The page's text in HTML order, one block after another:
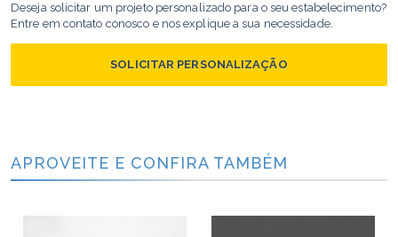
Deseja solicitar um projeto personalizado para o seu estabelecimento?
Entre em contato conosco e nos explique a sua necessidade.
SOLICITAR PERSONALIZAÇÃO
APROVEITE E CONFIRA TAMBÉM